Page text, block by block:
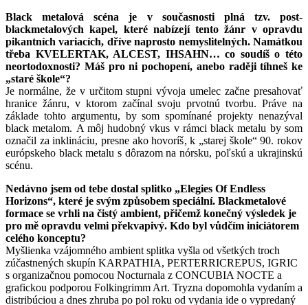
Black metalová scéna je v současnosti plná tzv. post-
blackmetalových kapel, které nabízejí tento žánr v opravdu
pikantních variacích, dříve naprosto nemyslitelných. Namátkou
třeba KVELERTAK, ALCEST, IHSAHN… co soudíš o této
neortodoxnosti? Máš pro ni pochopení, anebo raději tíhneš ke
„staré škole“?
Je normálne, že v určitom stupni vývoja umelec začne presahovať
hranice žánru, v ktorom začínal svoju prvotnú tvorbu. Práve na
základe tohto argumentu, by som spomínané projekty nenazýval
black metalom. A môj hudobný vkus v rámci black metalu by som
označil za inklináciu, presne ako hovoríš, k „starej škole“ 90. rokov
európskeho black metalu s dôrazom na nórsku, poľskú a ukrajinskú
scénu.
Nedávno jsem od tebe dostal splitko „Elegies Of Endless
Horizons“, které je svým způsobem speciální. Blackmetalové
formace se vrhli na čistý ambient, přičemž konečný výsledek je
pro mě opravdu velmi překvapivý. Kdo byl vůdčím iniciátorem
celého konceptu?
Myšlienka vzájomného ambient splitka vyšla od všetkých troch
zúčastnených skupín KARPATHIA, PERTERRICREPUS, IGRIC
s organizačnou pomocou Nocturnala z CONCUBIA NOCTE a
grafickou podporou Folkingrimm Art. Tryzna dopomohla vydaním a
distribúciou a dnes zhruba po pol roku od vydania ide o vypredaný